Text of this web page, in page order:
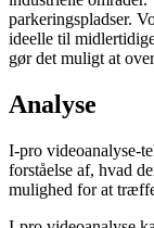
parkeringspladser.
ideelle til
gør det muligt at
Analyse
I-pro videoanalyse-
forståelse af, hvad
mulighed for at